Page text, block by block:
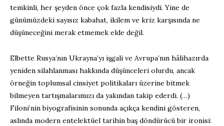
temkinli, her şeyden önce çok fazla kendisiydi. Yine de
günümüzdeki sayısız kabahat, ikilem ve kriz karşısında ne
düşüneceğini merak etmemek elde değil.
Elbette Rusya’nın Ukrayna’yı işgali ve Avrupa’nın hâlihazırda
yeniden silahlanması hakkında düşünceleri olurdu, ancak
örneğin toplumsal cinsiyet politikaları üzerine bitmek
bilmeyen tartışmalarımızı da yakından takip ederdi. (…)
Filoni’nin biyografisinin sonunda açıkça kendini gösteren,
aslında modern entelektüel tarihin baş döndürücü bir ironisi: